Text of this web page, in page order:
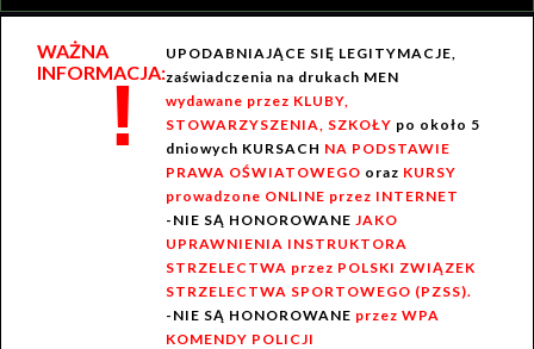
WAŻNA
INFORMACJA:
!
UPODABNIAJĄCE SIĘ LEGITYMACJE,
zaświadczenia na drukach MEN
wydawane przez KLUBY,
STOWARZYSZENIA, SZKOŁY po około 5
dniowych KURSACH NA PODSTAWIE
PRAWA OŚWIATOWEGO oraz KURSY
prowadzone ONLINE przez INTERNET
-NIE SĄ HONOROWANE JAKO
UPRAWNIENIA INSTRUKTORA
STRZELECTWA przez POLSKI ZWIĄZEK
STRZELECTWA SPORTOWEGO (PZSS).
-NIE SĄ HONOROWANE przez WPA
KOMENDY POLICJI